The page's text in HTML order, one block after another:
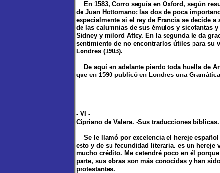
En 1583, Corro seguía en Oxford, según
de Juan Hottomano; las dos de poca
especialmente si el rey de Francia se decide
de las calumnias de sus émulos y sicofantas
Sidney y milord Attey. En la segunda le da
sentimiento de no encontrarlos útiles para su
Londres (1903).
De aquí en adelante pierdo toda huella de
que en 1590 publicó en Londres una
- VI -
Cipriano de Valera. -Sus traducciones
Se le llamó por excelencia el hereje
esto y de su fecundidad literaria, es un
mucho crédito. Me detendré poco en él
parte, sus obras son más conocidas y han
protestantes.